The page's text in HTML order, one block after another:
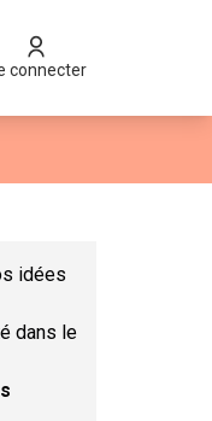
connecter
idées
dans le